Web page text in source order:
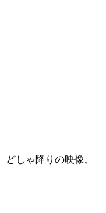
どしゃ降りの映像、